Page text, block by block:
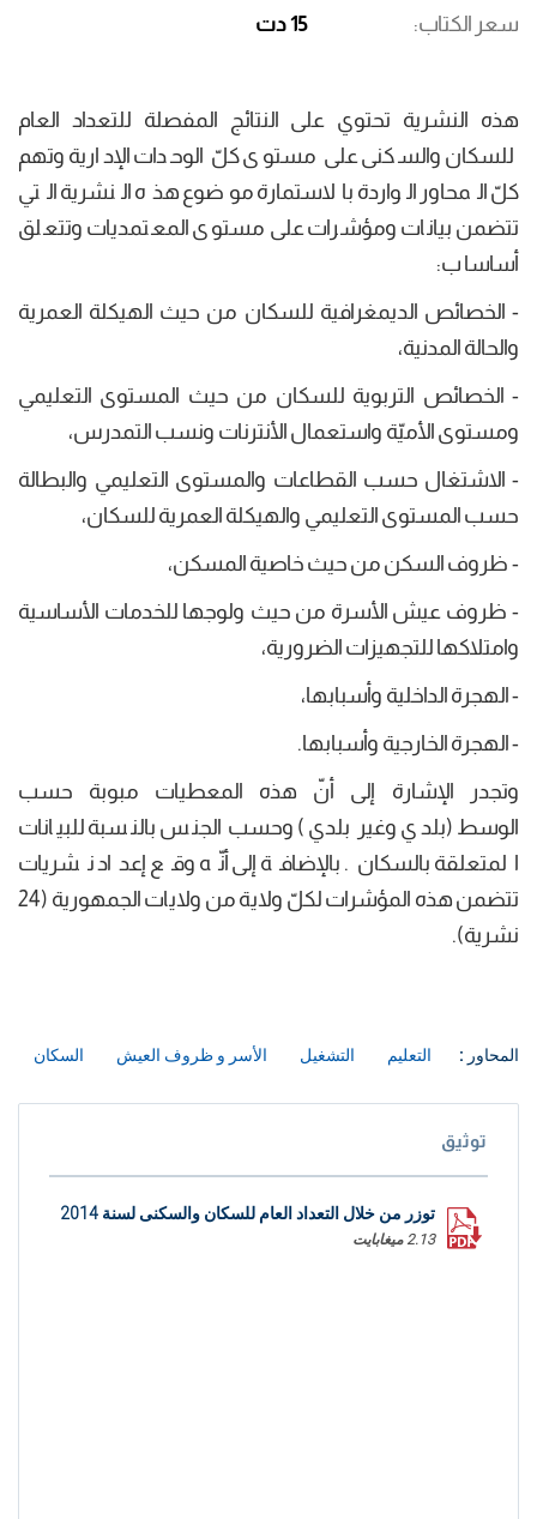
سعر الكتاب 15 دت
هذه النشرية تحتوي على النتائج المفصلة للتعداد العام
للسكان والسكنى على مستوى كلّ الوحدات الإدارية وتهم
كلّ المحاور الواردة بالاستمارة موضوع هذه النشرية التي
تتضمن بيانات ومؤشرات على مستوى المعتمديات وتتعلق
أساسا ب:
- الخصائص الديمغرافية للسكان من حيث الهيكلة العمرية
والحالة المدنية،
- الخصائص التربوية للسكان من حيث المستوى التعليمي
ومستوى الأميّة واستعمال الأنترنات ونسب التمدرس،
- الاشتغال حسب القطاعات والمستوى التعليمي والبطالة
حسب المستوى التعليمي والهيكلة العمرية للسكان،
- ظروف السكن من حيث خاصية المسكن،
- ظروف عيش الأسرة من حيث ولوجها للخدمات الأساسية
وامتلاكها للتجهيزات الضرورية،
- الهجرة الداخلية وأسبابها،
- الهجرة الخارجية وأسبابها.
وتجدر الإشارة إلى أنّ هذه المعطيات مبوبة حسب
الوسط (بلدي وغير بلدي) وحسب الجنس بالنسبة للبيانات
المتعلقة بالسكان. بالإضافة إلى أنّه وقع إعداد نشريات
تتضمن هذه المؤشرات لكلّ ولاية من ولايات الجمهورية (24
نشرية).
المحاور : التعليم التشغيل الأسر و ظروف العيش السكان
توثيق
توزر من خلال التعداد العام للسكان والسكنى لسنة 2014
2.13 ميغابايت